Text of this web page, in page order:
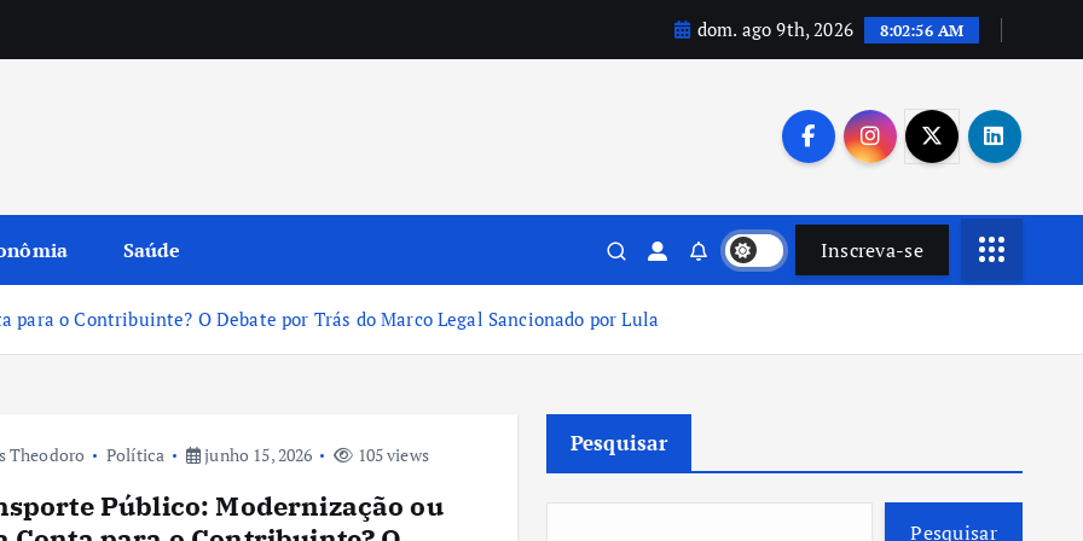
dom. ago 9th, 2026 8:02:57 AM
Saúde Inscreva-se
para o Contribuinte? O Debate por Trás do Marco Legal Sancionado por Lula
Theodoro Política junho 15, 2026 105 views
Público: Modernização ou
Pesquisar
Pesquisar